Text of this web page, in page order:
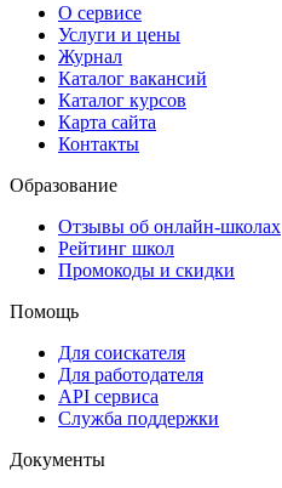
О сервисе
Услуги и цены
Журнал
Каталог вакансий
Каталог курсов
Карта сайта
Контакты
Образование
Отзывы об онлайн-школах
Рейтинг школ
Промокоды и скидки
Помощь
Для соискателя
Для работодателя
API сервиса
Служба поддержки
Документы